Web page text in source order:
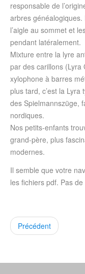
responsable de
arbres généalogiques.
l’aigle au sommet et
pendant latéralement.
Mixture entre la lyre
par des carillons (Lyra
xylophone à barres
plus tard, c’est la
des Spielmannszüge,
nordiques.
Nos petits-enfants
grand-père, plus
modernes.
Il semble que votre
les fichiers pdf. Pas
Précédent